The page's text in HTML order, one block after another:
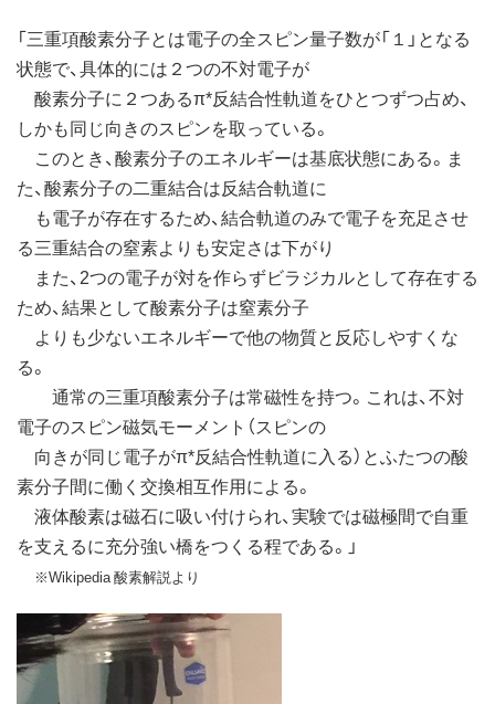
「三重項酸素分子とは電子の全スピン量子数が「１」となる
状態で、具体的には２つの不対電子が
酸素分子に２つあるπ*反結合性軌道をひとつずつ占め、
しかも同じ向きのスピンを取っている。
このとき、酸素分子のエネルギーは基底状態にある。ま
た、酸素分子の二重結合は反結合軌道に
も電子が存在するため、結合軌道のみで電子を充足させ
る三重結合の窒素よりも安定さは下がり
また、2つの電子が対を作らずビラジカルとして存在する
ため、結果として酸素分子は窒素分子
よりも少ないエネルギーで他の物質と反応しやすくな
る。
通常の三重項酸素分子は常磁性を持つ。これは、不対
電子のスピン磁気モーメント（スピンの
向きが同じ電子がπ*反結合性軌道に入る）とふたつの酸
素分子間に働く交換相互作用による。
液体酸素は磁石に吸い付けられ、実験では磁極間で自重
を支えるに充分強い橋をつくる程である。」
※Wikipedia 酸素解説より